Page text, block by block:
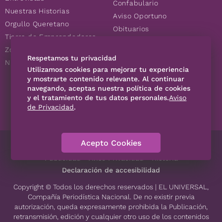
Nuestras Historias
Orgullo Queretano
Tierra de Emprendedores
Zoociales
Nuevos Queretanos
Confabulario
Aviso Oportuno
Obituarios
Consultas
SÍGUENOS
Contáctanos Código de Ética
Declaración de accesibilidad
Copyright © Todos los derechos reservados | EL UNIVERSAL,
Compañía Periodística Nacional. De no existir previa
autorización, queda expresamente prohibida la Publicación,
retransmisión, edición y cualquier otro uso de los contenidos
Respetamos tu privacidad
Utilizamos cookies para mejorar tu experiencia
y mostrarte contenido relevante. Al continuar
navegando, aceptas nuestra política de cookies
y el tratamiento de tus datos personales.Aviso
de Privacidad.
Acepto Cookies